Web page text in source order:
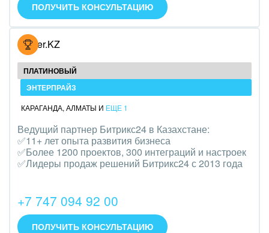
АПК и пищевая промышленность
Выставки, семинары, конференции
Горнодобывающая отрасль
Досуг, туризм и отдых
комплексов
Инвестиционный бизнес
IT, Интернет
ПОЛУЧИТЬ КОНСУЛЬТАЦИЮ
Hoster.KZ
ПЛАТИНОВЫЙ
ЭНТЕРПРАЙЗ
КАРАГАНДА, АЛМАТЫ И ЕЩЕ 1
Ведущий партнер Битрикс24 в Казахстане:
✅11+ лет опыта развития бизнеса
✅Более 1200 проектов, 300 интеграций и настроек
✅Лидеры продаж решений Битрикс24 с 2013 года
+7 747 094 92 00
ПОЛУЧИТЬ КОНСУЛЬТАЦИЮ